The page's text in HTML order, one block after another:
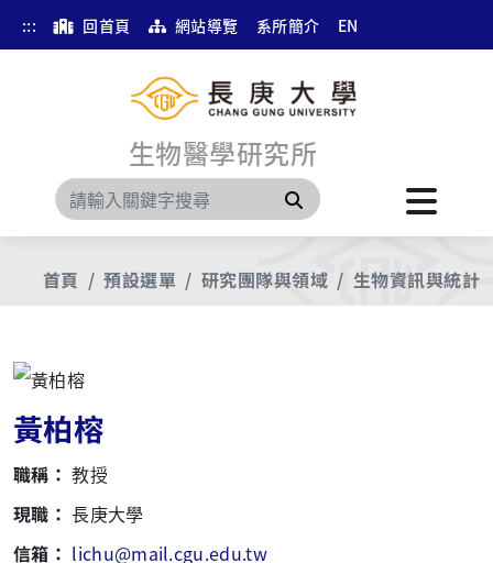
::: 回首頁 網站導覽 系所簡介 EN
生物醫學研究所
搜尋
首頁 預設選單 研究團隊與領域 生物資訊與統計
黃柏榕
職稱： 教授
現職： 長庚大學
信箱： lichu@mail.cgu.edu.tw